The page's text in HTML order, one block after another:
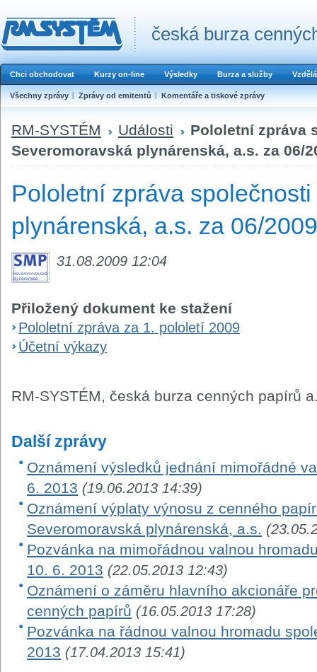
česká burza
Chci obchodovat Kurzy on-line Výsledky Burza a služby
Všechny zprávy Zprávy od emitentů Komentáře a tiskové zprávy
RM-SYSTÉM Události
Pololetní zpráva
Severomoravská plynárenská, a.s. za 06/
Pololetní zpráva
plynárenská, a.s. za 06/2009
31.08.2009 12:04
Přiložený dokument ke stažení
Pololetní zpráva za 1. pololetí 2009
Účetní výkazy
RM-SYSTÉM, česká burza cenných papírů
Další zprávy
Oznámení výsledků jednání mimořádné
6. 2013 (19.06.2013 14:39)
Oznámení výplaty výnosu z cenného
Severomoravská plynárenská, a.s.
Pozvánka na mimořádnou valnou
10. 6. 2013 (22.05.2013 12:43)
Oznámení o záměru hlavního akcionáře
cenných papírů (16.05.2013 17:28)
Pozvánka na řádnou valnou hromadu
2013 (17.04.2013 15:41)